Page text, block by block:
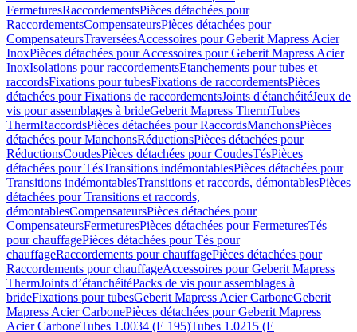
FermeturesRaccordementsPièces détachées pour
RaccordementsCompensateursPièces détachées pour
CompensateursTraverséesAccessoires pour Geberit Mapress Acier
InoxPièces détachées pour Accessoires pour Geberit Mapress Acier
InoxIsolations pour raccordementsEtanchements pour tubes et
raccordsFixations pour tubesFixations de raccordementsPièces
détachées pour Fixations de raccordementsJoints d'étanchéitéJeux de
vis pour assemblages à brideGeberit Mapress ThermTubes
ThermRaccordsPièces détachées pour RaccordsManchonsPièces
détachées pour ManchonsRéductionsPièces détachées pour
RéductionsCoudesPièces détachées pour CoudesTésPièces
détachées pour TésTransitions indémontablesPièces détachées pour
Transitions indémontablesTransitions et raccords, démontablesPièces
détachées pour Transitions et raccords,
démontablesCompensateursPièces détachées pour
CompensateursFermeturesPièces détachées pour FermeturesTés
pour chauffagePièces détachées pour Tés pour
chauffageRaccordements pour chauffagePièces détachées pour
Raccordements pour chauffageAccessoires pour Geberit Mapress
ThermJoints d’étanchéitéPacks de vis pour assemblages à
brideFixations pour tubesGeberit Mapress Acier CarboneGeberit
Mapress Acier CarbonePièces détachées pour Geberit Mapress
Acier CarboneTubes 1.0034 (E 195)Tubes 1.0215 (E